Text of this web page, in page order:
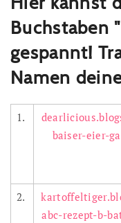
Buchstaben
gespannt!
Namen
1.
baiser-eier-
2.
abc-rezept-b-